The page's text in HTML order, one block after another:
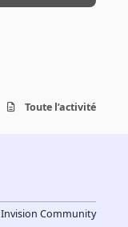
Toute l’activité
Invision Community